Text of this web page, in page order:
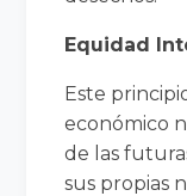
Equidad
Este
económico
de las
sus propias